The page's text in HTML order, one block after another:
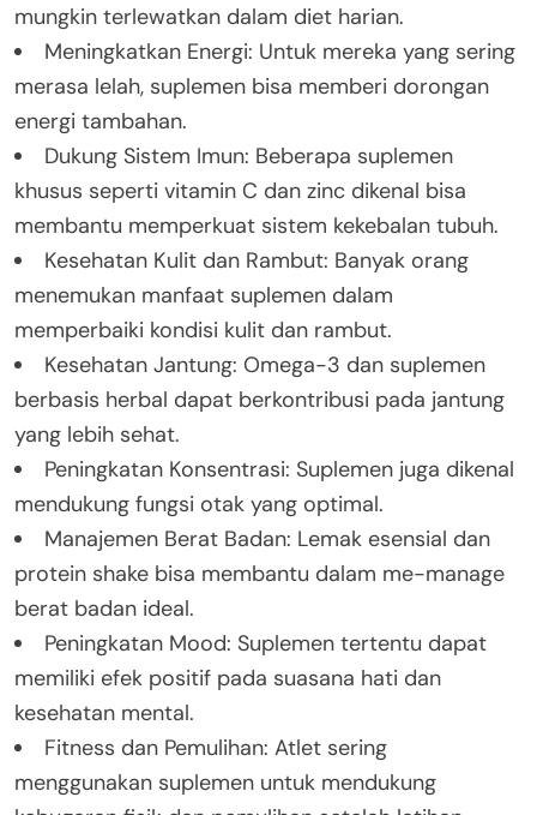
mungkin terlewatkan dalam diet harian.
Meningkatkan Energi: Untuk mereka yang sering
merasa lelah, suplemen bisa memberi dorongan
energi tambahan.
Dukung Sistem Imun: Beberapa suplemen
khusus seperti vitamin C dan zinc dikenal bisa
membantu memperkuat sistem kekebalan tubuh.
Kesehatan Kulit dan Rambut: Banyak orang
menemukan manfaat suplemen dalam
memperbaiki kondisi kulit dan rambut.
Kesehatan Jantung: Omega-3 dan suplemen
berbasis herbal dapat berkontribusi pada jantung
yang lebih sehat.
Peningkatan Konsentrasi: Suplemen juga dikenal
mendukung fungsi otak yang optimal.
Manajemen Berat Badan: Lemak esensial dan
protein shake bisa membantu dalam me-manage
berat badan ideal.
Peningkatan Mood: Suplemen tertentu dapat
memiliki efek positif pada suasana hati dan
kesehatan mental.
Fitness dan Pemulihan: Atlet sering
menggunakan suplemen untuk mendukung